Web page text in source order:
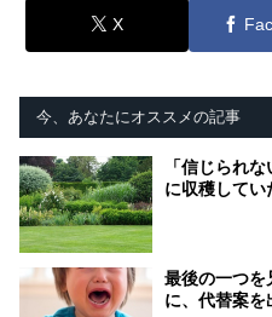
X
今、あなたにオススメの記事
「信じられ
に収穫してい
最後の一つを
に、代替案を